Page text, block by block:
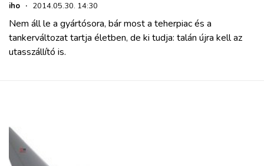
iho · 2014.05.30. 14:30
Nem áll le a gyártósora, bár most a teherpiac és a
tankerváltozat tartja életben, de ki tudja: talán újra kell az
utasszállító is.